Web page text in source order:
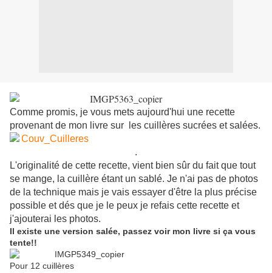
Comme promis, je vous mets aujourd'hui une recette
provenant de mon livre sur les cuillères sucrées et salées.
.
L'originalité de cette recette, vient bien sûr du fait que tout
se mange, la cuillère étant un sablé. Je n'ai pas de photos
de la technique mais je vais essayer d'être la plus précise
possible et dés que je le peux je refais cette recette et
j'ajouterai les photos.
Il existe une version salée, passez voir mon livre si ça vous
tente!!
Pour 12 cuillères